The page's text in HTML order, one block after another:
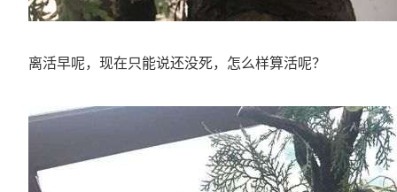
离活早呢，现在只能说还没死，怎么样算活呢？